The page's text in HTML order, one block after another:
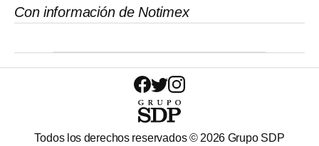
Con información de Notimex
Todos los derechos reservados © 2026 Grupo SDP